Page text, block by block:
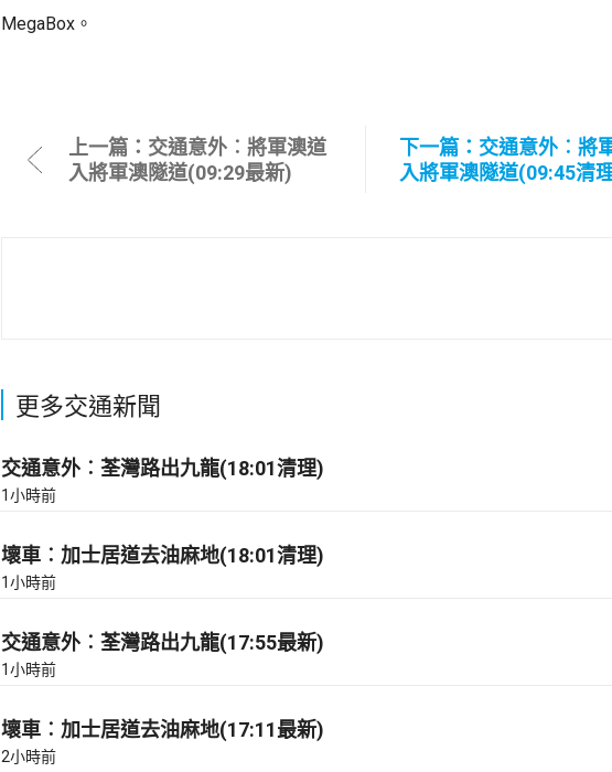
MegaBox。
上一篇：交通意外︰將軍澳道
入將軍澳隧道(09:29最新)
下一篇：交通意外︰將
入將軍澳隧道(09:45清
更多交通新聞
交通意外︰荃灣路出九龍(18:01清理)
1小時前
壞車︰加士居道去油麻地(18:01清理)
1小時前
交通意外︰荃灣路出九龍(17:55最新)
1小時前
壞車︰加士居道去油麻地(17:11最新)
2小時前